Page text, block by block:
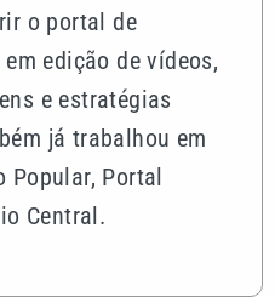
o portal de
edição de vídeos,
e estratégias
já trabalhou em
Popular, Portal
Central.